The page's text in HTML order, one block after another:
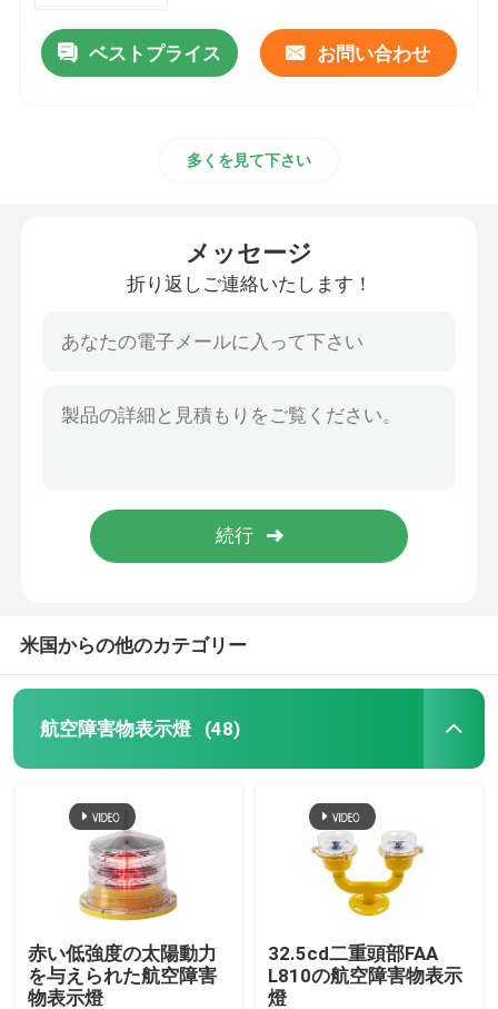
私達について
ベストプライス お問い合わせ
多くを見て下さい
メッセージ
折り返しご連絡いたします！
米国からの他のカテゴリー
航空障害物表示燈 (48)
赤い低強度の太陽動力
を与えられた航空障害
物表示燈
32.5cd二重頭部FAA
L810の航空障害物表示
燈